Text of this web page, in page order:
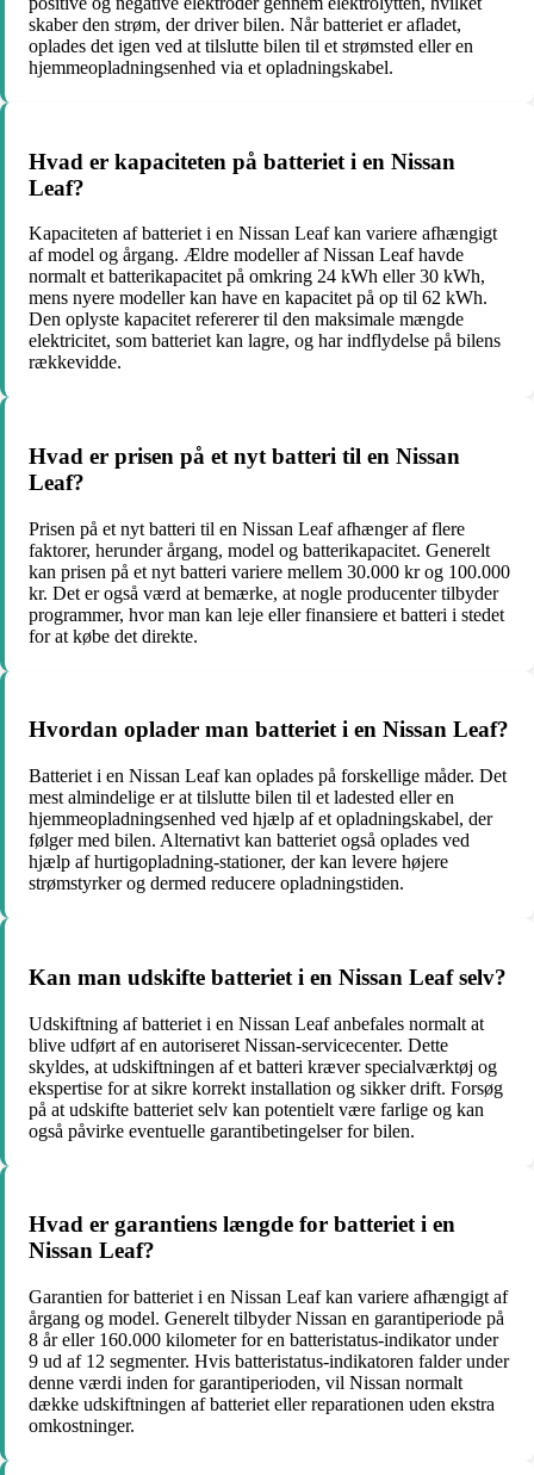
skaber den strøm, der driver bilen. Når batteriet er afladet,
oplades det igen ved at tilslutte bilen til et strømsted eller en
hjemmeopladningsenhed via et opladningskabel.
Hvad er kapaciteten på batteriet i en Nissan
Leaf?
Kapaciteten af ​​batteriet i en Nissan Leaf kan variere afhængigt
af model og årgang. Ældre modeller af Nissan Leaf havde
normalt et batterikapacitet på omkring 24 kWh eller 30 kWh,
mens nyere modeller kan have en kapacitet på op til 62 kWh.
Den oplyste kapacitet refererer til den maksimale mængde
elektricitet, som batteriet kan lagre, og har indflydelse på bilens
rækkevidde.
Hvad er prisen på et nyt batteri til en Nissan
Leaf?
Prisen på et nyt batteri til en Nissan Leaf afhænger af flere
faktorer, herunder årgang, model og batterikapacitet. Generelt
kan prisen på et nyt batteri variere mellem 30.000 kr og 100.000
kr. Det er også værd at bemærke, at nogle producenter tilbyder
programmer, hvor man kan leje eller finansiere et batteri i stedet
for at købe det direkte.
Hvordan oplader man batteriet i en Nissan Leaf?
Batteriet i en Nissan Leaf kan oplades på forskellige måder. Det
mest almindelige er at tilslutte bilen til et ladested eller en
hjemmeopladningsenhed ved hjælp af et opladningskabel, der
følger med bilen. Alternativt kan batteriet også oplades ved
hjælp af hurtigopladning-stationer, der kan levere højere
strømstyrker og dermed reducere opladningstiden.
Kan man udskifte batteriet i en Nissan Leaf selv?
Udskiftning af batteriet i en Nissan Leaf anbefales normalt at
blive udført af en autoriseret Nissan-servicecenter. Dette
skyldes, at udskiftningen af ​​et batteri kræver specialværktøj og
ekspertise for at sikre korrekt installation og sikker drift. Forsøg
på at udskifte batteriet selv kan potentielt være farlige og kan
også påvirke eventuelle garantibetingelser for bilen.
Hvad er garantiens længde for batteriet i en
Nissan Leaf?
Garantien for batteriet i en Nissan Leaf kan variere afhængigt af
årgang og model. Generelt tilbyder Nissan en garantiperiode på
8 år eller 160.000 kilometer for en batteristatus-indikator under
9 ud af 12 segmenter. Hvis batteristatus-indikatoren falder under
denne værdi inden for garantiperioden, vil Nissan normalt
dække udskiftningen af batteriet eller reparationen uden ekstra
omkostninger.